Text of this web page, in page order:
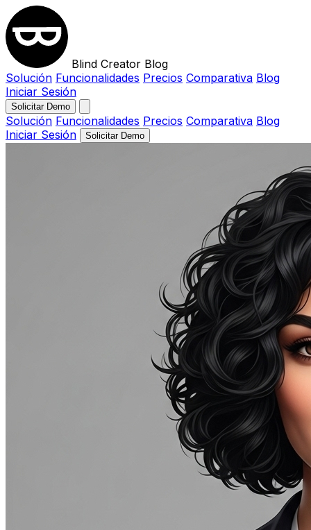
Blind Creator Blog
Solución Funcionalidades Precios Comparativa Blog
Iniciar Sesión
Solicitar Demo
Solución Funcionalidades Precios Comparativa Blog
Iniciar Sesión
Solicitar Demo